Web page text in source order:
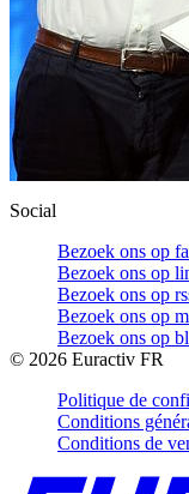
Social
Bezoek ons op
Bezoek ons op
Bezoek ons op
Bezoek ons op
Bezoek ons op
© 2026 Euractiv FR
Politique de
Conditions
Conditions de